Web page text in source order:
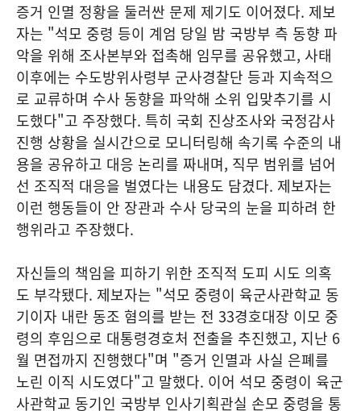
증거 인멸 정황을 둘러싼 문제 제기도 이어졌다. 제보
자는 "석모 중령 등이 계엄 당일 밤 국방부 측 동향 파
악을 위해 조사본부와 접촉해 임무를 공유했고, 사태
이후에는 수도방위사령부 군사경찰단 등과 지속적으
로 교류하며 수사 동향을 파악해 소위 입맞추기를 시
도했다"고 주장했다. 특히 국회 진상조사와 국정감사
진행 상황을 실시간으로 모니터링해 속기록 수준의 내
용을 공유하고 대응 논리를 짜내며, 직무 범위를 넘어
선 조직적 대응을 벌였다는 내용도 담겼다. 제보자는
이런 행동들이 안 장관과 수사 당국의 눈을 피하려 한
행위라고 주장했다.
자신들의 책임을 피하기 위한 조직적 도피 시도 의혹
도 부각됐다. 제보자는 "석모 중령이 육군사관학교 동
기이자 내란 동조 혐의를 받는 전 33경호대장 이모 중
령의 후임으로 대통령경호처 전출을 추진했고, 지난 6
월 면접까지 진행했다"며 "증거 인멸과 사실 은폐를
노린 이직 시도였다"고 말했다. 이어 석모 중령이 육군
사관학교 동기인 국방부 인사기획관실 손모 중령을 통